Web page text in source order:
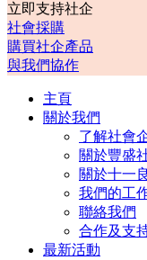
立即支持社企
社會採購
購買社企產品
與我們協作
主頁
關於我們
了解社會
關於豐盛
關於十一
我們的工
聯絡我們
合作及支
最新活動